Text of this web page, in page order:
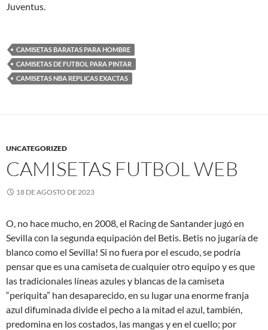
Juventus.
CAMISETAS BARATAS PARA HOMBRE
CAMISETAS DE FUTBOL PARA PINTAR
CAMISETAS NBA REPLICAS EXACTAS
UNCATEGORIZED
CAMISETAS FUTBOL WEB
18 DE AGOSTO DE 2023
O, no hace mucho, en 2008, el Racing de Santander jugó en
Sevilla con la segunda equipación del Betis. Betis no jugaría de
blanco como el Sevilla! Si no fuera por el escudo, se podría
pensar que es una camiseta de cualquier otro equipo y es que
las tradicionales líneas azules y blancas de la camiseta
“periquita” han desaparecido, en su lugar una enorme franja
azul difuminada divide el pecho a la mitad el azul, también,
predomina en los costados, las mangas y en el cuello; por